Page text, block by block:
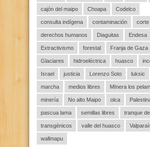
cajón del maipo Choapa Codelco
consulta indígena contaminación corte
derechos humanos Diaguitas Endesa
Extractivismo forestal Franja de Gaza
Glaciares hidroeléctrica huasco
Israel justicia Lorenzo Soto luksic
marcha medios libres MInera los
minería No alto Maipo olca
pascua lama semillas libres tranque
transgénicos valle del huasco
wallmapu